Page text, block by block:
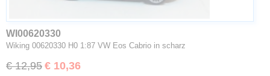
WI00620330
Wiking 00620330 H0 1:87 VW Eos Cabrio in scharz
€ 12,95 € 10,36